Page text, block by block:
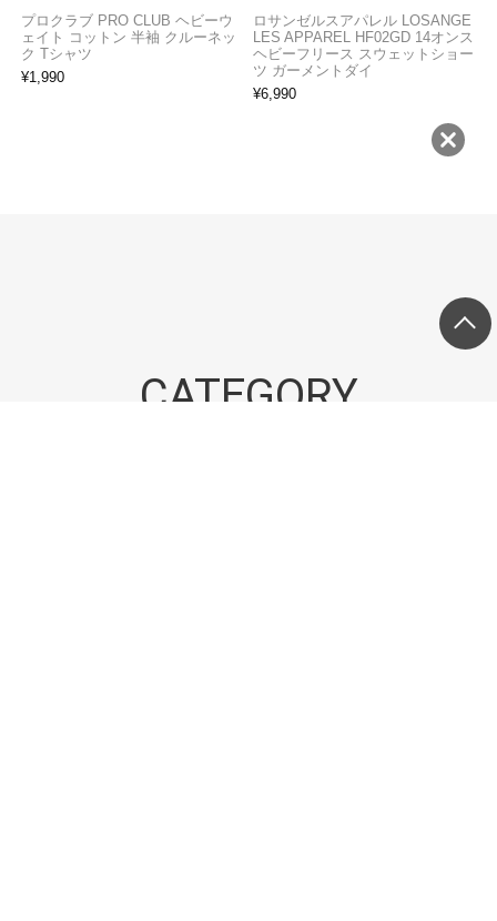
プロクラブ PRO CLUB ヘビーウ
ェイト コットン 半袖 クルーネッ
ク Tシャツ
¥1,990
ロサンゼルスアパレル LOSANGE
LES APPAREL HF02GD 14オンス
ヘビーフリース スウェットショー
ツ ガーメントダイ
¥6,990
CATEGORY